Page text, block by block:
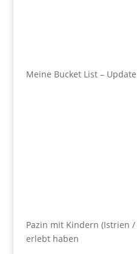
Meine Bucket List –
Pazin mit Kindern (Istrien
erlebt haben